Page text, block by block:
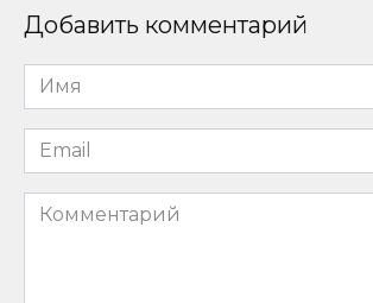
Добавить комментарий
Имя
*
Email
*
Комментарий